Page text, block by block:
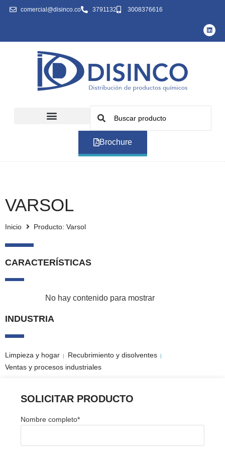
comercial@disinco.co 3791132 3008376616
Brochure
VARSOL
Inicio Producto: Varsol
CARACTERÍSTICAS
No hay contenido para mostrar
INDUSTRIA
Limpieza y hogar | Recubrimiento y disolventes |
Ventas y procesos industriales
SOLICITAR PRODUCTO
Nombre completo*